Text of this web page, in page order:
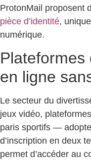
ProtonMail proposent
pièce d’identité,
numérique.
Plateformes
en ligne
Le secteur du
jeux vidéo,
paris sportifs —
d’inscription en deux
permet d’accéder au